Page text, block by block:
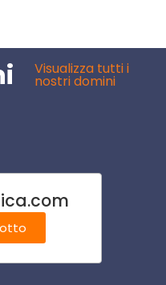
Visualizza tutti i
nostri domini